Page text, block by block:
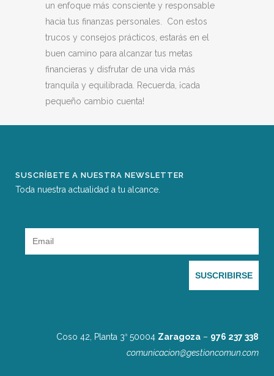
un enfoque más consciente y responsable
hacia tus finanzas personales. Con estos
trucos y consejos prácticos, estarás en el
buen camino para alcanzar tus metas
financieras y disfrutar de una vida más
tranquila y equilibrada. Recuerda, ¡cada
pequeño cambio cuenta!
SUSCRÍBETE A NUESTRA NEWSLETTER
Toda nuestra actualidad a tu alcance.
Coso 42, Planta 3a 50004 Zaragoza – 976 237 338
comunicacion@gestioncomun.com